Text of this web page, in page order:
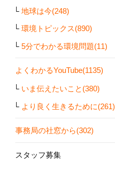
地球は今(248)
環境トピックス(890)
5分でわかる環境問題(11)
よくわかるYouTube(1135)
いま伝えたいこと(380)
より良く生きるために(261)
事務局の社窓から(302)
スタッフ募集